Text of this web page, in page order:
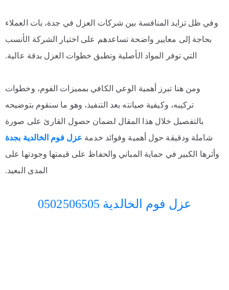
وفي ظل تزايد المنافسة بين شركات العزل في جدة، بات العملاء
بحاجة إلى معايير واضحة تساعدهم على اختيار الشركة الأنسب
التي توفر المواد الأصلية وتطبق خطوات العزل بدقة عالية.
ومن هنا تبرز أهمية الوعي الكافي بمميزات الفوم، وخطوات
تركيبه، وكيفية صيانته بعد التنفيذ، وهو ما سنقوم بتوضيحه
بالتفصيل خلال هذا المقال لضمان حصول القارئ على صورة
شاملة ودقيقة حول أهمية وفوائد خدمة عزل فوم الخالدية بجدة
وأثرها الكبير في حماية المباني والحفاظ على قيمتها وجودتها على
المدى البعيد.
عزل فوم الخالدية 0502506505